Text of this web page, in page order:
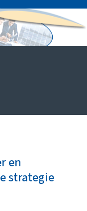
en
strategie